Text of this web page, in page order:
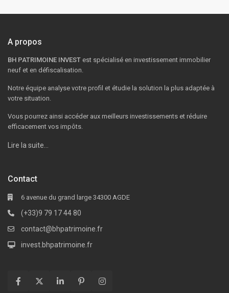
A propos
BH PATRIMOINE INVEST est spécialisé en investissement immobilier
neuf et en défiscalisation.
Notre équipe analyse votre profil et étudie la solution la plus adaptée à
votre situation.
Vous pourrez ainsi accéder aux meilleurs investissements et réduire
efficacement vos impôts.
Lire la suite…
Contact
6 avenue du grand large 34300 AGDE
(+33)9 79 17 44 80
contact@bhpatrimoine.fr
invest.bhpatrimoine.fr